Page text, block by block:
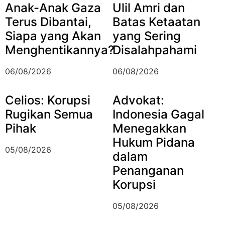
Anak-Anak Gaza
Terus Dibantai,
Siapa yang Akan
Menghentikannya?
06/08/2026
Ulil Amri dan
Batas Ketaatan
yang Sering
Disalahpahami
06/08/2026
Celios: Korupsi
Rugikan Semua
Pihak
05/08/2026
Advokat:
Indonesia Gagal
Menegakkan
Hukum Pidana
dalam
Penanganan
Korupsi
05/08/2026